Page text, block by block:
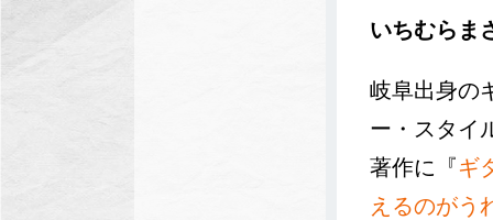
いちむらま
岐阜出身の
ー・スタイ
著作に『ギ
えるのがう